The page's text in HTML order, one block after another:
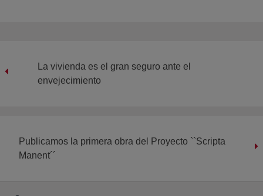
La vivienda es el gran seguro ante el
envejecimiento
Publicamos la primera obra del Proyecto ``Scripta
Manent´´